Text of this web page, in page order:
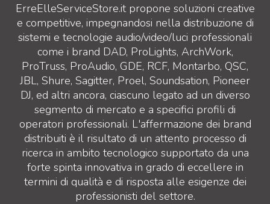
ErreElleServiceStore.it propone soluzioni creative
e competitive, impegnandosi nella distribuzione di
sistemi e tecnologie audio/video/luci professionali
come i brand DAD, ProLights, ArchWork,
ProTruss, ProAudio, GDE, RCF, Montarbo, QSC,
JBL, Shure, Sagitter, Proel, Soundsation, Pioneer
DJ, ed altri ancora, ciascuno legato ad un diverso
segmento di mercato e a specifici profili di
operatori professionali. L'affermazione dei brand
distribuiti è il risultato di un attento processo di
ricerca in ambito tecnologico supportato da una
forte spinta innovativa in grado di eccellere in
termini di qualità e di risposta alle esigenze dei
professionisti del settore.